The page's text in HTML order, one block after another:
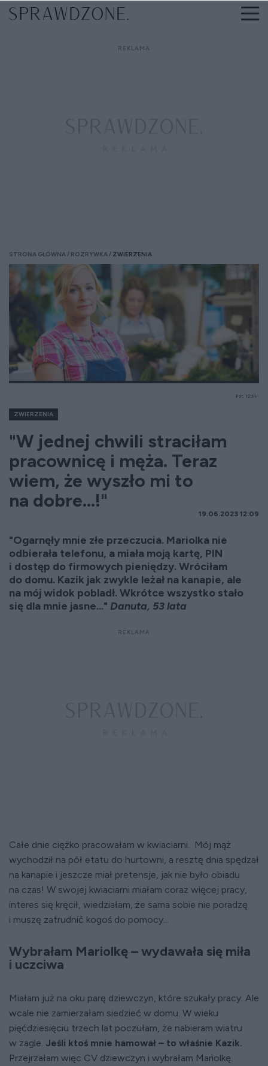
STRONA GŁÓWNA ROZRYWKA ZWIERZENIA
Fot. 123RF
ZWIERZENIA
"W jednej chwili straciłam
pracownicę i męża. Teraz
wiem, że wyszło mi to
na dobre...!"
19.06.2023 12:09
"Ogarnęły mnie złe przeczucia. Mariolka nie
odbierała telefonu, a miała moją kartę, PIN
i dostęp do firmowych pieniędzy. Wróciłam
do domu. Kazik jak zwykle leżał na kanapie, ale
na mój widok pobladł. Wkrótce wszystko stało
się dla mnie jasne..." Danuta, 53 lata
Całe dnie ciężko pracowałam w kwiaciarni. Mój mąż
wychodził na pół etatu do hurtowni, a resztę dnia spędzał
na kanapie i jeszcze miał pretensje, jak nie było obiadu
na czas! W swojej kwiaciarni miałam coraz więcej pracy,
interes się kręcił, wiedziałam, że sama sobie nie poradzę
i muszę zatrudnić kogoś do pomocy...
Wybrałam Mariolkę – wydawała się miła
i uczciwa
Miałam już na oku parę dziewczyn, które szukały pracy. Ale
wcale nie zamierzałam siedzieć w domu. W wieku
pięćdziesięciu trzech lat poczułam, że nabieram wiatru
w żagle. Jeśli ktoś mnie hamował – to właśnie Kazik.
Przejrzałam więc CV dziewczyn i wybrałam Mariolkę.